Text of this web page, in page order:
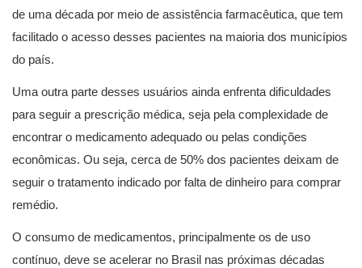
de uma década por meio de assistência farmacêutica, que tem
facilitado o acesso desses pacientes na maioria dos municípios
do país.
Uma outra parte desses usuários ainda enfrenta dificuldades
para seguir a prescrição médica, seja pela complexidade de
encontrar o medicamento adequado ou pelas condições
econômicas. Ou seja, cerca de 50% dos pacientes deixam de
seguir o tratamento indicado por falta de dinheiro para comprar
remédio.
O consumo de medicamentos, principalmente os de uso
contínuo, deve se acelerar no Brasil nas próximas décadas